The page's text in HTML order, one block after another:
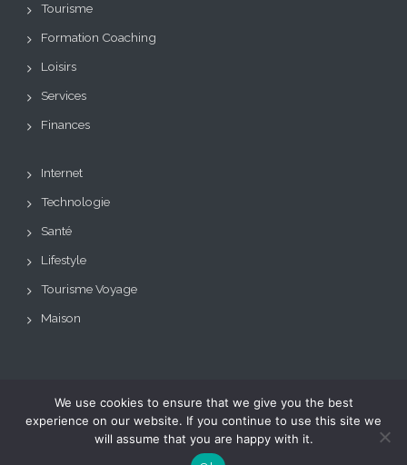
Tourisme
Formation Coaching
Loisirs
Services
Finances
Internet
Technologie
Santé
Lifestyle
Tourisme Voyage
Maison
Copyright © Tous droits
Le blog de toutes les
Theme: BizCare by
eVisionThemes
We use cookies to ensure that we give you the best
experience on our website. If you continue to use this site we
will assume that you are happy with it.